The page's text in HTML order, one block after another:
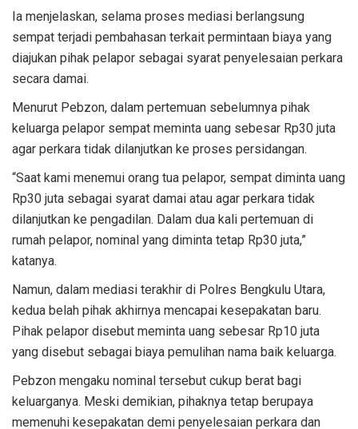
Ia menjelaskan, selama proses mediasi berlangsung
sempat terjadi pembahasan terkait permintaan biaya yang
diajukan pihak pelapor sebagai syarat penyelesaian perkara
secara damai.
Menurut Pebzon, dalam pertemuan sebelumnya pihak
keluarga pelapor sempat meminta uang sebesar Rp30 juta
agar perkara tidak dilanjutkan ke proses persidangan.
“Saat kami menemui orang tua pelapor, sempat diminta uang
Rp30 juta sebagai syarat damai atau agar perkara tidak
dilanjutkan ke pengadilan. Dalam dua kali pertemuan di
rumah pelapor, nominal yang diminta tetap Rp30 juta,”
katanya.
Namun, dalam mediasi terakhir di Polres Bengkulu Utara,
kedua belah pihak akhirnya mencapai kesepakatan baru.
Pihak pelapor disebut meminta uang sebesar Rp10 juta
yang disebut sebagai biaya pemulihan nama baik keluarga.
Pebzon mengaku nominal tersebut cukup berat bagi
keluarganya. Meski demikian, pihaknya tetap berupaya
memenuhi kesepakatan demi penyelesaian perkara dan